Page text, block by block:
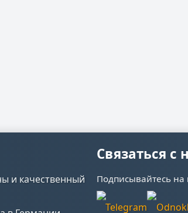
и качественный
Связаться с
Подписывайтесь